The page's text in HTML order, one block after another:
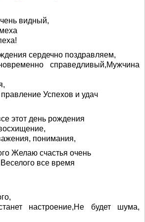
видный,
сердечно поздравляем,
справедливый,Мужчина
Успехов и удач
этот день рождения
понимания,
Желаю счастья очень
все время
настроение,Не будет шума,